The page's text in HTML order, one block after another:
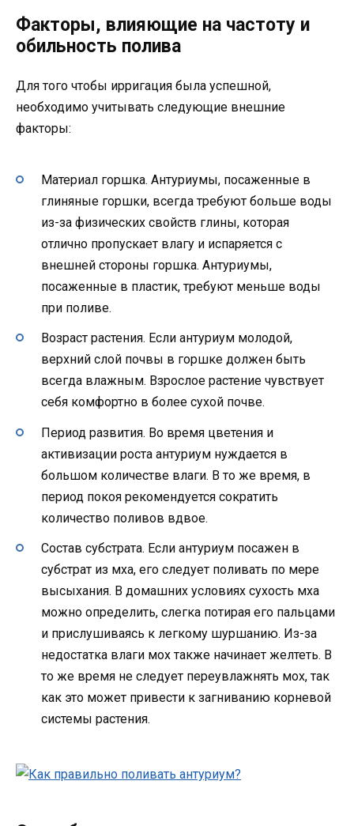
Факторы, влияющие на частоту и
обильность полива
Для того чтобы ирригация была успешной,
необходимо учитывать следующие внешние
факторы:
Материал горшка. Антуриумы, посаженные в
глиняные горшки, всегда требуют больше воды
из-за физических свойств глины, которая
отлично пропускает влагу и испаряется с
внешней стороны горшка. Антуриумы,
посаженные в пластик, требуют меньше воды
при поливе.
Возраст растения. Если антуриум молодой,
верхний слой почвы в горшке должен быть
всегда влажным. Взрослое растение чувствует
себя комфортно в более сухой почве.
Период развития. Во время цветения и
активизации роста антуриум нуждается в
большом количестве влаги. В то же время, в
период покоя рекомендуется сократить
количество поливов вдвое.
Состав субстрата. Если антуриум посажен в
субстрат из мха, его следует поливать по мере
высыхания. В домашних условиях сухость мха
можно определить, слегка потирая его пальцами
и прислушиваясь к легкому шуршанию. Из-за
недостатка влаги мох также начинает желтеть. В
то же время не следует переувлажнять мох, так
как это может привести к загниванию корневой
системы растения.